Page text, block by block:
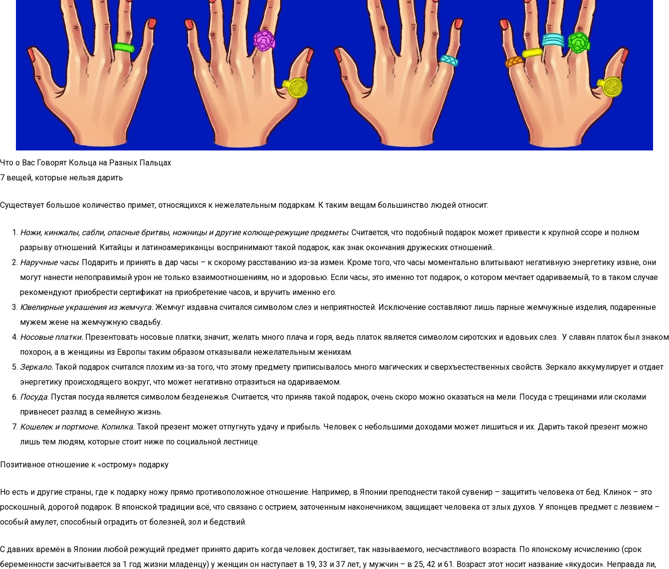
Что о Вас Говорят Кольца на Разных Пальцах
7 вещей, которые нельзя дарить
Существует большое количество примет, относящихся к нежелательным подаркам. К таким вещам большинство людей относит:
Ножи, кинжалы, сабли, опасные бритвы, ножницы и другие колюще-режущие предметы. Считается, что подобный подарок может привести к крупной ссоре и полном
разрыву отношений. Китайцы и латиноамериканцы воспринимают такой подарок, как знак окончания дружеских отношений..
Наручные часы. Подарить и принять в дар часы – к скорому расставанию из-за измен. Кроме того, что часы моментально впитывают негативную энергетику извне, они
могут нанести непоправимый урон не только взаимоотношениям, но и здоровью. Если часы, это именно тот подарок, о котором мечтает одариваемый, то в таком случае
рекомендуют приобрести сертификат на приобретение часов, и вручить именно его.
Ювелирные украшения из жемчуга. Жемчуг издавна считался символом слез и неприятностей. Исключение составляют лишь парные жемчужные изделия, подаренные
мужем жене на жемчужную свадьбу.
Носовые платки. Презентовать носовые платки, значит, желать много плача и горя, ведь платок является символом сиротских и вдовьих слез. У славян платок был знаком
похорон, а в женщины из Европы таким образом отказывали нежелательным женихам.
Зеркало. Такой подарок считался плохим из-за того, что этому предмету приписывалось много магических и сверхъестественных свойств. Зеркало аккумулирует и отдает
энергетику происходящего вокруг, что может негативно отразиться на одариваемом.
Посуда. Пустая посуда является символом безденежья. Считается, что приняв такой подарок, очень скоро можно оказаться на мели. Посуда с трещинами или сколами
привнесет разлад в семейную жизнь.
Кошелек и портмоне. Копилка. Такой презент может отпугнуть удачу и прибыль. Человек с небольшими доходами может лишиться и их. Дарить такой презент можно
лишь тем людям, которые стоит ниже по социальной лестнице.
Позитивное отношение к «острому» подарку
Но есть и другие страны, где к подарку ножу прямо противоположное отношение. Например, в Японии преподнести такой сувенир – защитить человека от бед. Клинок – это
роскошный, дорогой подарок. В японской традиции всё, что связано с острием, заточенным наконечником, защищает человека от злых духов. У японцев предмет с лезвием –
особый амулет, способный оградить от болезней, зол и бедствий.
С давних времён в Японии любой режущий предмет принято дарить когда человек достигает, так называемого, несчастливого возраста. По японскому исчислению (срок
беременности засчитывается за 1 год жизни младенцу) у женщин он наступает в 19, 33 и 37 лет, у мужчин – в 25, 42 и 61. Возраст этот носит название «якудоси». Неправда ли,